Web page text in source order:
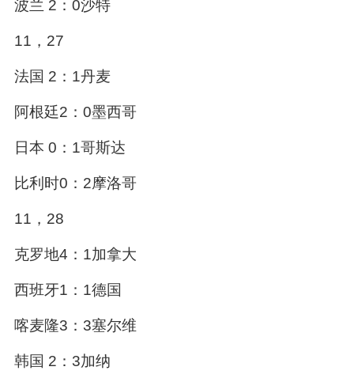
波兰 2：0沙特
11，27
法国 2：1丹麦
阿根廷2：0墨西哥
日本 0：1哥斯达
比利时0：2摩洛哥
11，28
克罗地4：1加拿大
西班牙1：1德国
喀麦隆3：3塞尔维
韩国 2：3加纳